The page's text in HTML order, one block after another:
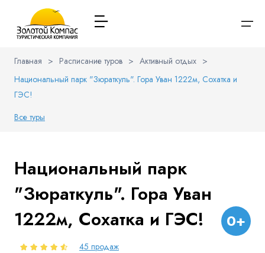
О компании
Расписание туров
Туристам
Заказ автобуса
Контакты
Главная > Расписание туров > Активный отдых >
Национальный парк "Зюраткуль". Гора Уван 1222м, Сохатка и
ГЭС!
Все туры
Национальный парк
"Зюраткуль". Гора Уван
1222м, Сохатка и ГЭС!
0+
45 продаж
Варианты заезда
Обратная связь
Имя
Телефон
Я даю согласие наобработку персональных данных
ознакомлен с политикой компании в отношении
обработки персональных данных